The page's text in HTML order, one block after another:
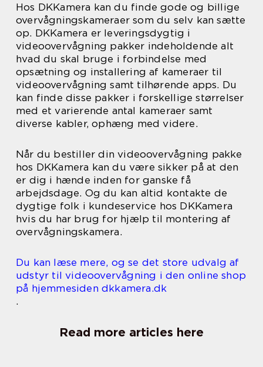
Hos DKKamera kan du finde gode og billige
overvågningskameraer som du selv kan sætte
op. DKKamera er leveringsdygtig i
videoovervågning pakker indeholdende alt
hvad du skal bruge i forbindelse med
opsætning og installering af kameraer til
videoovervågning samt tilhørende apps. Du
kan finde disse pakker i forskellige størrelser
med et varierende antal kameraer samt
diverse kabler, ophæng med videre.
Når du bestiller din videoovervågning pakke
hos DKKamera kan du være sikker på at den
er dig i hænde inden for ganske få
arbejdsdage. Og du kan altid kontakte de
dygtige folk i kundeservice hos DKKamera
hvis du har brug for hjælp til montering af
overvågningskamera.
Du kan læse mere, og se det store udvalg af
udstyr til videoovervågning i den online shop
på hjemmesiden dkkamera.dk
.
Read more articles here